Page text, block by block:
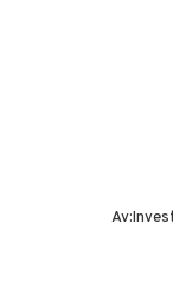
Av: